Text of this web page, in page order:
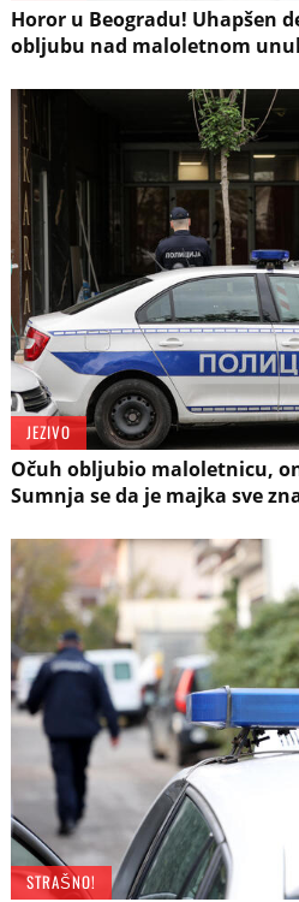
Horor u Beogradu! Uhapšen
obljubu nad maloletnom
JEZIVO
Očuh obljubio maloletnicu,
Sumnja se da je majka sve
STRAŠNO!